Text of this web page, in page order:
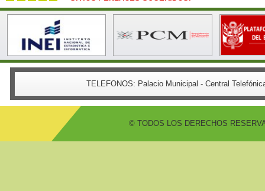
TELEFONOS: Palacio Municipal - Central
© TODOS LOS DERECHOS